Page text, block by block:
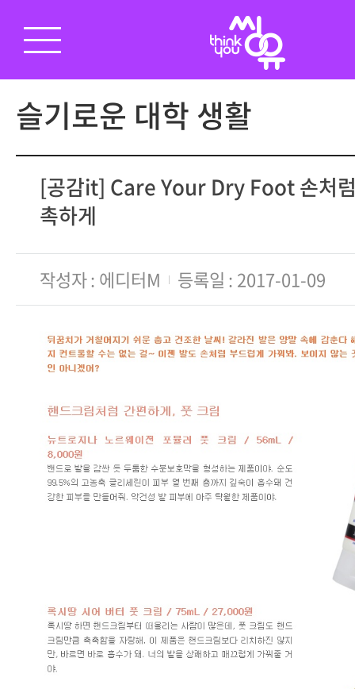
슬기로운 대학 생활
[공감it] Care Your Dry Foot 손처
촉하게
작성자 에디터M 등록일 2017-01-09